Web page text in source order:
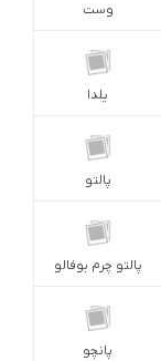
وست
يلدا
پالتو
پالتو چرم بوفالو
پانچو